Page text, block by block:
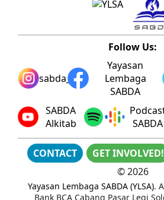
Follow Us:
sabda_ylsa
Yayasan
Lembaga
SABDA
SABDA
Alkitab
SABDA
CONTACT GET INVOLVED!
©2026
Yayasan Lembaga SABDA (YLSA).
Bank BCA Cabang Pasar Legi